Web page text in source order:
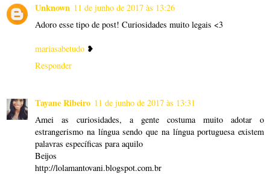
Unknown 11 de junho de 2017 às 13:26
Adoro esse tipo de post! Curiosidades muito legais <3
mariasabetudo ❥
Responder
Tayane Ribeiro 11 de junho de 2017 às 13:31
Amei as curiosidades, a gente costuma muito adotar o
estrangerismo na língua sendo que na língua portuguesa existem
palavras específicas para aquilo
Beijos
http://lolamantovani.blogspot.com.br